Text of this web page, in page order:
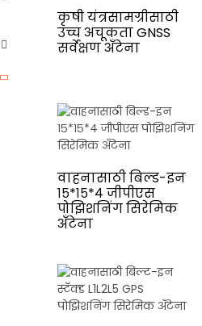
कृषी यंत्रसामग्रीसाठी
उच्च अचूकता GNSS
सर्वेक्षण अँटेना
वाहनासाठी बिल्ड-इन
१५*१५*४ जीपीएस
पोझिशनिंग सिरेमिक
अँटेना